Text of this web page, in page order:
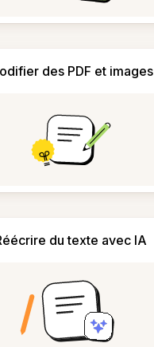
des PDF et images
du texte avec IA